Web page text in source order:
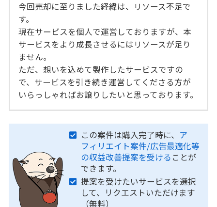
今回売却に至りました経緯は、リソース不足で
す。
現在サービスを個人で運営しておりますが、本
サービスをより成長させるにはリソースが足り
ません。
ただ、想いを込めて製作したサービスですの
で、サービスを引き続き運営してくださる方が
いらっしゃればお譲りしたいと思っております。
この案件は購入完了時に、 ア
フィリエイト案件/広告最適化等
の収益改善提案を受ける ことが
できます。
提案を受けたいサービスを選択
して、リクエストいただけます
（無料）